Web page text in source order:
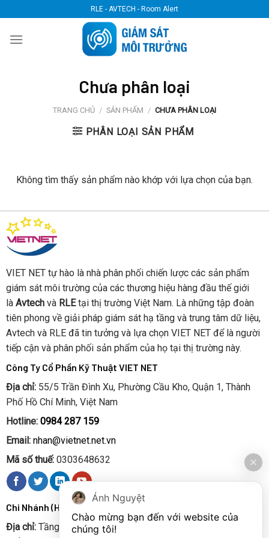
to
content
RLE - AVTECH - Room Alert
Chưa phân loại
TRANG CHỦ / SẢN PHẨM / CHƯA PHÂN LOẠI
PHÂN LOẠI SẢN PHẨM
Không tìm thấy sản phẩm nào khớp với lựa chọn của bạn.
VIET NET tự hào là nhà phân phối chiến lược các sản phẩm
giám sát môi trường của các thương hiệu hàng đầu thế giới
là Avtechvà RLEtại thị trường Việt Nam. Là những tập đoàn
tiên phong về giải pháp giám sát hạ tầng và trung tâm dữ liệu,
Avtech và RLE đã tin tưởng và lựa chọn VIET NET để là người
tiếp cận và phân phối sản phẩm của họ tại thị trường này.
Công Ty Cổ Phần Kỹ Thuật VIET NET
Địa chỉ:55/5 Trần Đình Xu, Phường Cầu Kho, Quận 1, Thành
Phố Hồ Chí Minh, Việt Nam
Hotline: 0984 287 159
Email: nhan@vietnet.net.vn
Mã số thuế:0303648632
Chi Nhánh (Hà Nội):
Địa chỉ:Tầng 6 số 52 Chùa Hà, Phường Quan Hoa, Quận Cầu
Ánh Nguyệt
Chào mừng bạn đến với website của
chúng tôi!